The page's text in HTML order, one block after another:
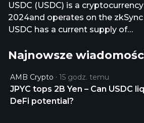
USDC (USDC) is a
2024and operates on the
USDC has a current supply of
USDC is 0.99986915 USD and is
market(s) with $5,106,293,321.44
last 24 hours. More information
https://www.circle.com/en/usdc.
Najnowsze
AMB Crypto 15 godz. temu
JPYC tops 2B Yen – Can USDC
DeFi potential?